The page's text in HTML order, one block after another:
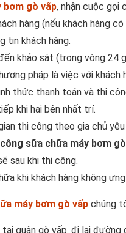
bơm gò vấp, nhận cuộc gọi
hàng (nếu khách hàng có
tin khách hàng.
khảo sát (trong vòng 24
pháp là việc với khách
thức thanh toán và thi
khi hai bên nhất trí.
thi công theo gia chủ yêu
sữa chữa máy bơm
sau khi thi công.
khi khách hàng không ưng
máy bơm gò vấp chúng
quận gò vấp. đi lại